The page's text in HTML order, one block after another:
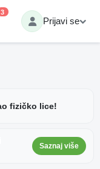
3
Prijavi se
fizičko lice!
Saznaj više